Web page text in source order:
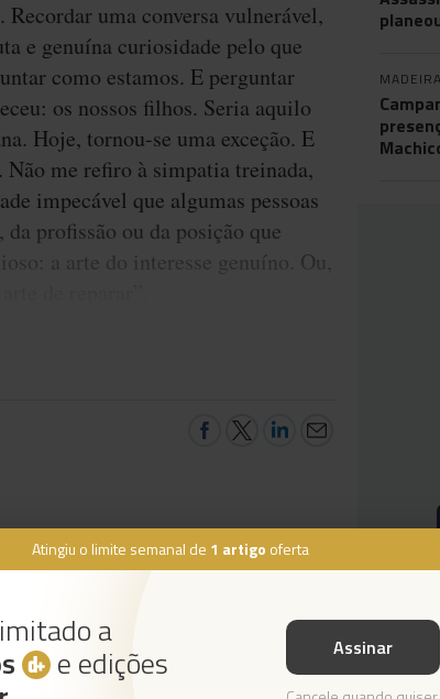
uma conversa vulnerável,
e genuína curiosidade pelo que
como estamos. E perguntar
os nossos filhos. Seria aquilo
Hoje, tornou-se uma exceção. E
Não me refiro à simpatia treinada,
impecável que algumas pessoas
profissão ou da posição que
a arte do interesse genuíno. Ou,
Atingiu o limite semanal de 1 artigo oferta
a
e edições Assinar
MADEIRA
Instale a nossa App